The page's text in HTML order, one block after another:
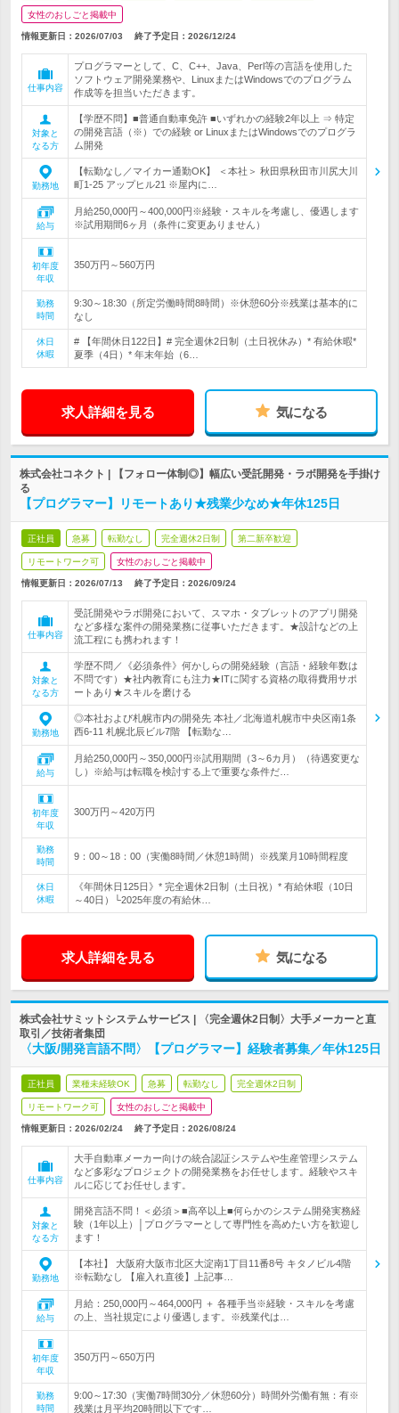
女性のおしごと掲載中
情報更新日：2026/07/03 終了予定日： 2026/12/24
仕事内容
プログラマーとして、C、C++、Java、Perl等の言語を使用した
ソフトウェア開発業務や、LinuxまたはWindowsでのプログラム
作成等を担当いただきます。
対象と
なる方
【学歴不問】■普通自動車免許 ■いずれかの経験2年以上 ⇒ 特定
の開発言語（※）での経験 or LinuxまたはWindowsでのプログラ
ム開発
勤務地
【転勤なし／マイカー通勤OK】 ＜本社＞ 秋田県秋田市川尻大川
町1-25 アップヒル21 ※屋内に…
給与
月給250,000円～400,000円※経験・スキルを考慮し、優遇します
※試用期間6ヶ月（条件に変更ありません）
初年度
年収
350万円～560万円
勤務
時間
9:30～18:30（所定労働時間8時間）※休憩60分※残業は基本的に
なし
休日
休暇
# 【年間休日122日】# 完全週休2日制（土日祝休み）* 有給休暇*
夏季（4日）* 年末年始（6…
求人詳細を見る 気になる
株式会社コネクト | 【フォロー体制◎】幅広い受託開発・ラボ開発を手掛け
る
【プログラマー】リモートあり★残業少なめ★年休125日
正社員 急募 転勤なし 完全週休2日制 第二新卒歓迎
リモートワーク可 女性のおしごと掲載中
情報更新日：2026/07/13 終了予定日： 2026/09/24
仕事内容
受託開発やラボ開発において、スマホ・タブレットのアプリ開発
など多様な案件の開発業務に従事いただきます。★設計などの上
流工程にも携われます！
対象と
なる方
学歴不問／《必須条件》何かしらの開発経験（言語・経験年数は
不問です）★社内教育にも注力★ITに関する資格の取得費用サポ
ートあり★スキルを磨ける
勤務地
◎本社および札幌市内の開発先 本社／北海道札幌市中央区南1条
西6-11 札幌北辰ビル7階 【転勤な…
給与
月給250,000円～350,000円※試用期間（3～6カ月）（待遇変更な
し）※給与は転職を検討する上で重要な条件だ…
初年度
年収
300万円～420万円
勤務
時間
9：00～18：00（実働8時間／休憩1時間）※残業月10時間程度
休日
休暇
《年間休日125日》* 完全週休2日制（土日祝）* 有給休暇（10日
～40日）└2025年度の有給休…
求人詳細を見る 気になる
株式会社サミットシステムサービス | 〈完全週休2日制〉大手メーカーと直
取引／技術者集団
〈大阪/開発言語不問〉【プログラマー】経験者募集／年休125日
正社員 業種未経験OK 急募 転勤なし 完全週休2日制
リモートワーク可 女性のおしごと掲載中
情報更新日：2026/02/24 終了予定日： 2026/08/24
仕事内容
大手自動車メーカー向けの統合認証システムや生産管理システム
など多彩なプロジェクトの開発業務をお任せします。経験やスキ
ルに応じてお任せします。
対象と
なる方
開発言語不問！＜必須＞■高卒以上■何らかのシステム開発実務経
験（1年以上）│プログラマーとして専門性を高めたい方を歓迎し
ます！
勤務地
【本社】 大阪府大阪市北区大淀南1丁目11番8号 キタノビル4階
※転勤なし 【雇入れ直後】上記事…
給与
月給：250,000円～464,000円 ＋ 各種手当※経験・スキルを考慮
の上、当社規定により優遇します。※残業代は…
初年度
年収
350万円～650万円
勤務
時間
9:00～17:30（実働7時間30分／休憩60分）時間外労働有無：有※
残業は月平均20時間以下です…